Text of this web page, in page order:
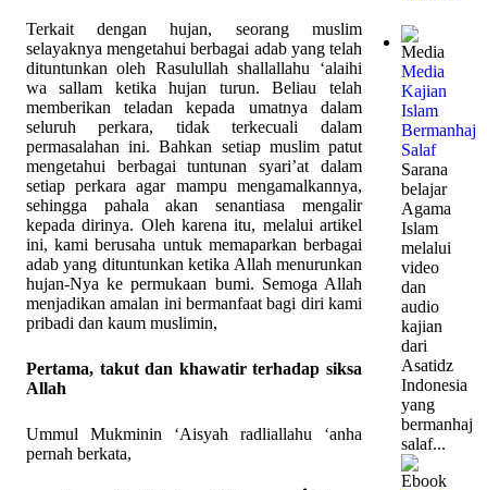
Terkait dengan hujan, seorang muslim
selayaknya mengetahui berbagai adab yang telah
dituntunkan oleh Rasulullah shallallahu ‘alaihi
wa sallam ketika hujan turun. Beliau telah
memberikan teladan kepada umatnya dalam
seluruh perkara, tidak terkecuali dalam
permasalahan ini. Bahkan setiap muslim patut
mengetahui berbagai tuntunan syari’at dalam
setiap perkara agar mampu mengamalkannya,
sehingga pahala akan senantiasa mengalir
kepada dirinya. Oleh karena itu, melalui artikel
ini, kami berusaha untuk memaparkan berbagai
adab yang dituntunkan ketika Allah menurunkan
hujan-Nya ke permukaan bumi. Semoga Allah
menjadikan amalan ini bermanfaat bagi diri kami
pribadi dan kaum muslimin,
Pertama, takut dan khawatir terhadap siksa
Allah
Ummul Mukminin ‘Aisyah radliallahu ‘anha
pernah berkata,
Media
Kajian
Islam
Bermanhaj
Salaf
Sarana
belajar
Agama
Islam
melalui
video
dan
audio
kajian
dari
Asatidz
Indonesia
yang
bermanhaj
salaf...